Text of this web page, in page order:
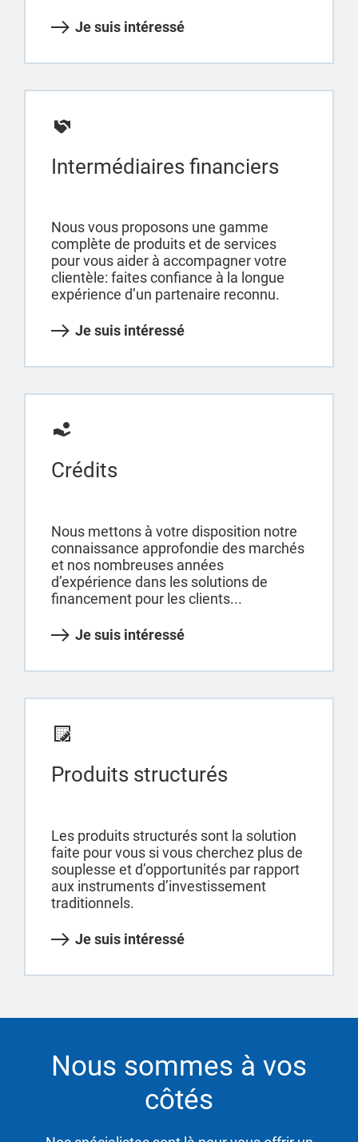
Je suis intéressé
Intermédiaires financiers
Nous vous proposons une gamme
complète de produits et de services
pour vous aider à accompagner votre
clientèle: faites confiance à la longue
expérience d’un partenaire reconnu.
Je suis intéressé
Crédits
Nous mettons à votre disposition notre
connaissance approfondie des marchés
et nos nombreuses années
d’expérience dans les solutions de
financement pour les clients...
Je suis intéressé
Produits structurés
Les produits structurés sont la solution
faite pour vous si vous cherchez plus de
souplesse et d’opportunités par rapport
aux instruments d’investissement
traditionnels.
Je suis intéressé
Nous sommes à vos
côtés